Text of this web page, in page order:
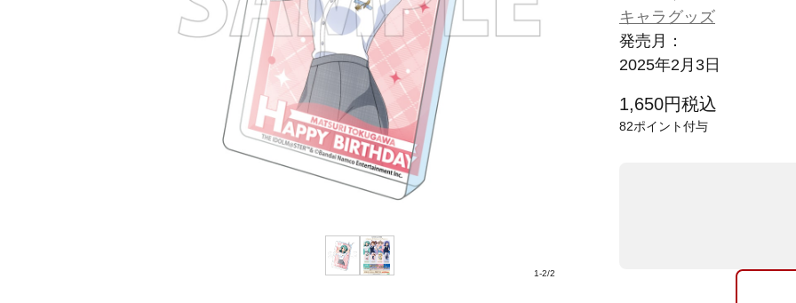
1-2/2
キャラグッズ
発売月：
2025年2月3日
1,650円税込
82ポイント付与